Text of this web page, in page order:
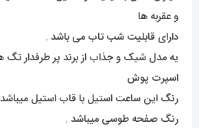
و عقربه ها
دارای قابلیت شب تاب می باشد .
یه مدل شیک و جذاب از برند پر طرفدار تگ
اسپرت پوش
رنگ این ساعت استیل با قاب استیل
رنگ صفحه طوسی میباشد .